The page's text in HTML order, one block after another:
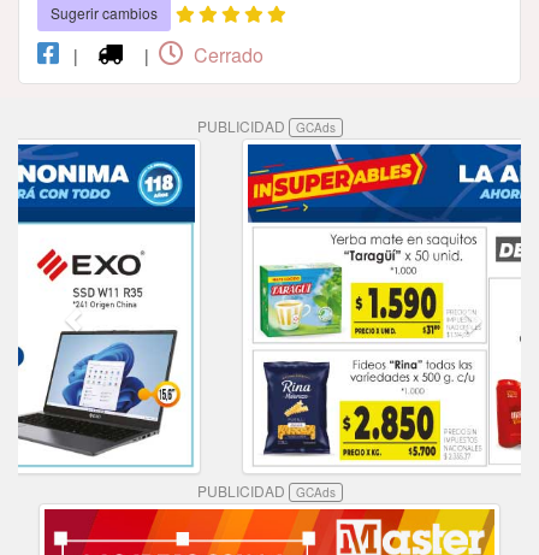
Sugerir cambios
| | Cerrado
PUBLICIDAD GCAds
PUBLICIDAD GCAds